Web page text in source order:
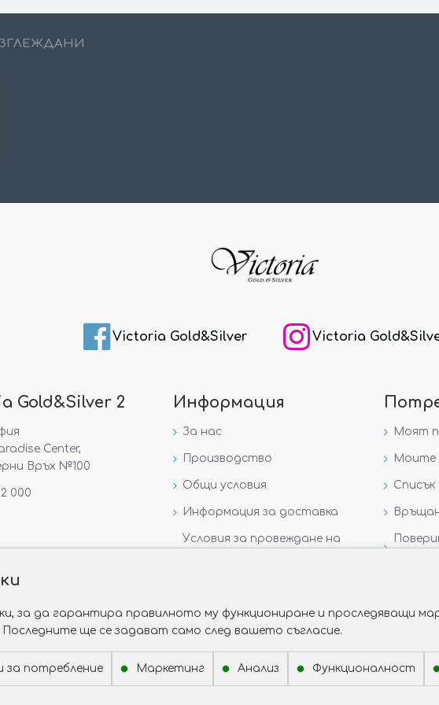
Victoria Gold&Silver Victoria
Gold&Silver 2
Center,
Връх №100
000
Информация
За нас
Производство
Общи условия
Информация за доставка
Условия за провеждане на
Моят
Моите
Списък
за да гарантира правилното му функциониране и проследяващи
ще се задават само след вашето съгласие.
за потребление Маркетинг Анализ Функционалност